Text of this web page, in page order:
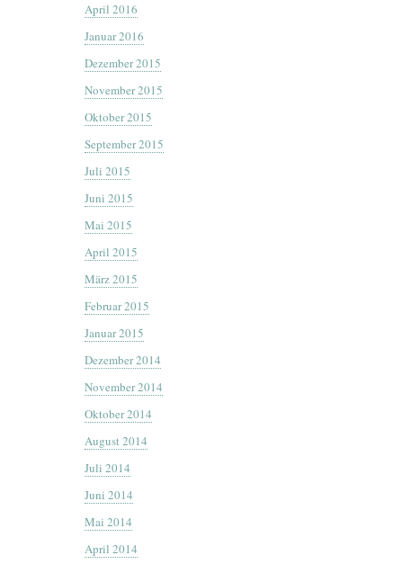
April 2016
Januar 2016
Dezember 2015
November 2015
Oktober 2015
September 2015
Juli 2015
Juni 2015
Mai 2015
April 2015
März 2015
Februar 2015
Januar 2015
Dezember 2014
November 2014
Oktober 2014
August 2014
Juli 2014
Juni 2014
Mai 2014
April 2014